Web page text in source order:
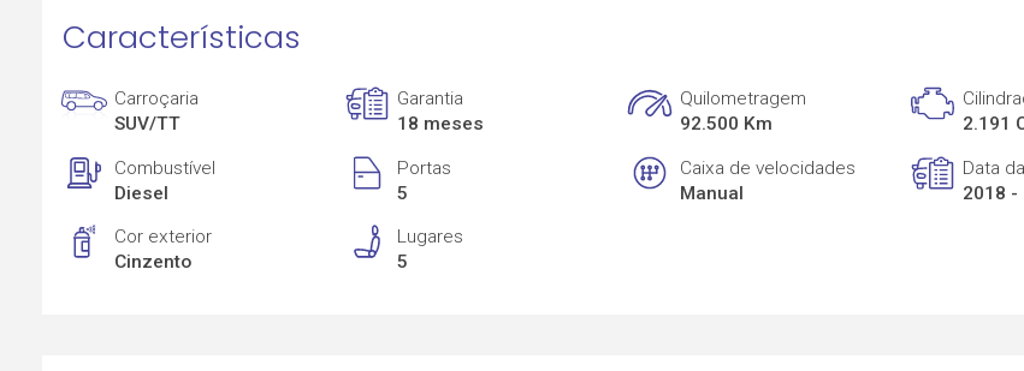
Características
Carroçaria
SUV/TT
Garantia
18 meses
Quilometragem
92.500 Km
2.191
Combustível
Diesel
Portas
5
Caixa de velocidades
Manual
Data
2018 -
Cor exterior
Cinzento
Lugares
5